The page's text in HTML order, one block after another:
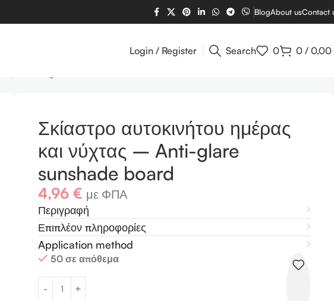
BlogAbout usContact
Login / Register Search 0 0 / 0,00
Σκίαστρο αυτοκινήτου ημέρας
και νύχτας – Anti-glare
sunshade board
4,96€ με ΦΠΑ
Περιγραφή
Επιπλέον πληροφορίες
Application method
50 σε απόθεμα